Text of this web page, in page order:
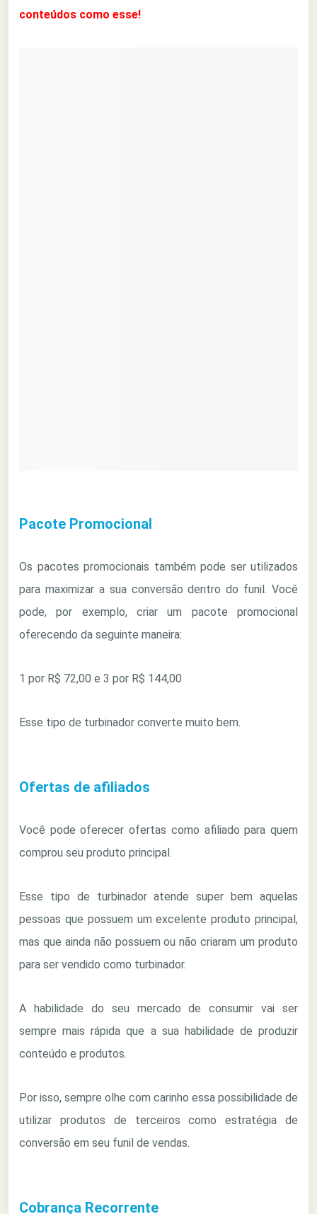
conteúdos como esse!
Pacote Promocional
Os pacotes promocionais também pode ser utilizados
para maximizar a sua conversão dentro do funil. Você
pode, por exemplo, criar um pacote promocional
oferecendo da seguinte maneira:
1 por R$ 72,00 e 3 por R$ 144,00
Esse tipo de turbinador converte muito bem.
Ofertas de afiliados
Você pode oferecer ofertas como afiliado para quem
comprou seu produto principal.
Esse tipo de turbinador atende super bem aquelas
pessoas que possuem um excelente produto principal,
mas que ainda não possuem ou não criaram um produto
para ser vendido como turbinador.
A habilidade do seu mercado de consumir vai ser
sempre mais rápida que a sua habilidade de produzir
conteúdo e produtos.
Por isso, sempre olhe com carinho essa possibilidade de
utilizar produtos de terceiros como estratégia de
conversão em seu funil de vendas.
Cobrança Recorrente